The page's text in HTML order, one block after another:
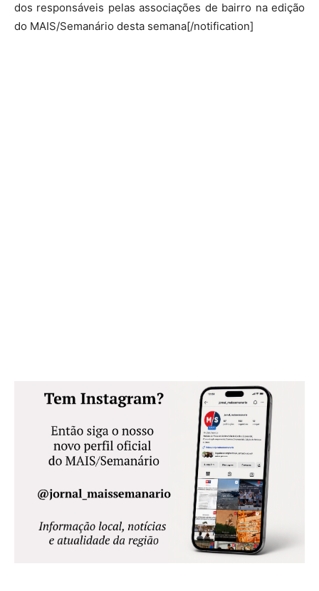
dos responsáveis pelas associações de bairro na edição
do MAIS/Semanário desta semana[/notification]